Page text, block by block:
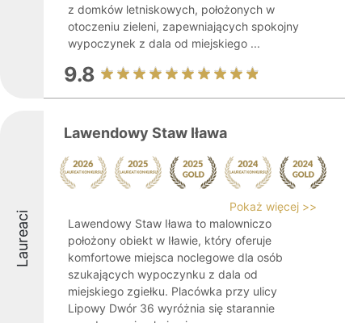
z domków letniskowych, położonych w
otoczeniu zieleni, zapewniających spokojny
wypoczynek z dala od miejskiego ...
9.8
Laureaci
Lawendowy Staw Iława
Pokaż więcej >>
Lawendowy Staw Iława to malowniczo
położony obiekt w Iławie, który oferuje
komfortowe miejsca noclegowe dla osób
szukających wypoczynku z dala od
miejskiego zgiełku. Placówka przy ulicy
Lipowy Dwór 36 wyróżnia się starannie